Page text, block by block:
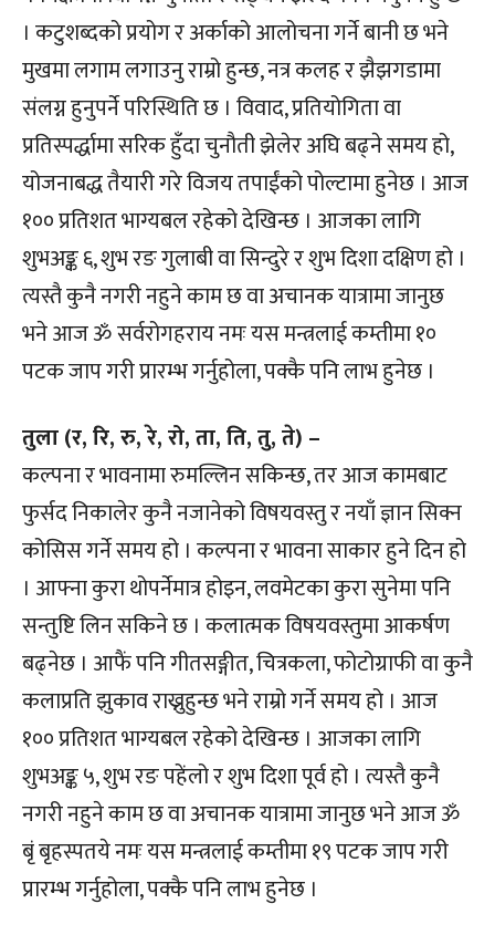
। कटुशब्दको प्रयोग र अर्काको आलोचना गर्ने बानी छ भने
मुखमा लगाम लगाउनु राम्रो हुन्छ, नत्र कलह र झैझगडामा
संलग्न हुनुपर्ने परिस्थिति छ । विवाद, प्रतियोगिता वा
प्रतिस्पर्द्धामा सरिक हुँदा चुनौती झेलेर अघि बढ्ने समय हो,
योजनाबद्ध तैयारी गरे विजय तपाईंको पोल्टामा हुनेछ । आज
१०० प्रतिशत भाग्यबल रहेको देखिन्छ । आजका लागि
शुभअङ्क ६, शुभ रङ गुलाबी वा सिन्दुरे र शुभ दिशा दक्षिण हो ।
त्यस्तै कुनै नगरी नहुने काम छ वा अचानक यात्रामा जानुछ
भने आज ॐ सर्वरोगहराय नमः यस मन्त्रलाई कम्तीमा १०
पटक जाप गरी प्रारम्भ गर्नुहोला, पक्कै पनि लाभ हुनेछ ।
तुला (र, रि, रु, रे, रो, ता, ति, तु, ते) –
कल्पना र भावनामा रुमल्लिन सकिन्छ, तर आज कामबाट
फुर्सद निकालेर कुनै नजानेको विषयवस्तु र नयाँ ज्ञान सिक्न
कोसिस गर्ने समय हो । कल्पना र भावना साकार हुने दिन हो
। आफ्ना कुरा थोपर्नेमात्र होइन, लवमेटका कुरा सुनेमा पनि
सन्तुष्टि लिन सकिने छ । कलात्मक विषयवस्तुमा आकर्षण
बढ्नेछ । आफैं पनि गीतसङ्गीत, चित्रकला, फोटोग्राफी वा कुनै
कलाप्रति झुकाव राख्नुहुन्छ भने राम्रो गर्ने समय हो । आज
१०० प्रतिशत भाग्यबल रहेको देखिन्छ । आजका लागि
शुभअङ्क ५, शुभ रङ पहेंलो र शुभ दिशा पूर्व हो । त्यस्तै कुनै
नगरी नहुने काम छ वा अचानक यात्रामा जानुछ भने आज ॐ
बृं बृहस्पतये नमः यस मन्त्रलाई कम्तीमा १९ पटक जाप गरी
प्रारम्भ गर्नुहोला, पक्कै पनि लाभ हुनेछ ।